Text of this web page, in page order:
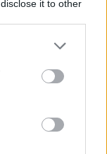
it to other
λέει «όχι» στις